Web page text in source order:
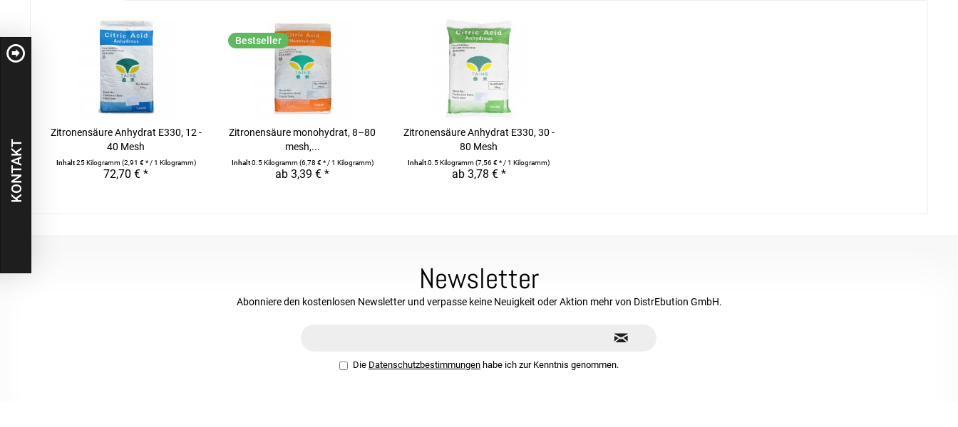
Zitronensäure Anhydrat E330, 12 -
40 Mesh
Inhalt25 Kilogramm(2,91 € * / 1 Kilogramm)
72,70 € *
Bestseller
Zitronensäure monohydrat, 8–80
mesh,...
Inhalt0.5 Kilogramm(6,78 € * / 1 Kilogramm)
ab 3,39 € *
Zitronensäure Anhydrat E330, 30 -
80 Mesh
Inhalt0.5 Kilogramm(7,56 € * / 1 Kilogramm)
ab 3,78 € *
Newsletter
Abonniere den kostenlosen Newsletter und verpasse keine Neuigkeit oder Aktion mehr von DistrEbution GmbH.
Die Datenschutzbestimmungen habe ich zur Kenntnis genommen.
KONTAKT